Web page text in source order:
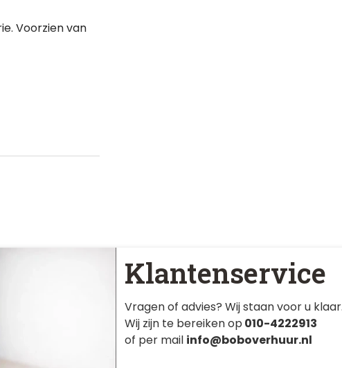
Voorzien van
Klantenservice
Vragen of advies? Wij staan voor u klaar.
Wij zijn te bereiken op 010-4222913
of per mail info@boboverhuur.nl